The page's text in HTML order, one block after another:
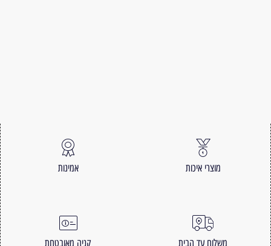
מוצרי איכות אמינות
משלוח עד הבית קניה מאובטחת